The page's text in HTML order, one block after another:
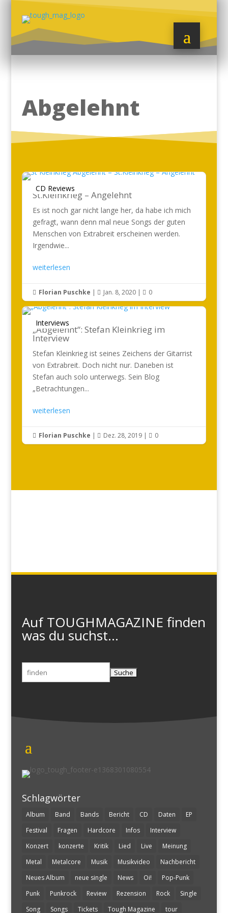
Abgelehnt
CD Reviews
St.Kleinkrieg – Angelehnt
Es ist noch gar nicht lange her, da habe ich mich
gefragt, wann denn mal neue Songs der guten
Menschen von Extrabreit erscheinen werden.
Irgendwie...
weiterlesen
 Florian Puschke |  Jan. 8, 2020|  0
Interviews
„Abgelehnt“: Stefan Kleinkrieg im
Interview
Stefan Kleinkrieg ist seines Zeichens der Gitarrist
von Extrabreit. Doch nicht nur. Daneben ist
Stefan auch solo unterwegs. Sein Blog
„Betrachtungen...
weiterlesen
 Florian Puschke |  Dez. 28, 2019|  0
Auf TOUGHMAGAZINE finden
was du suchst...
Suchen
nach:
Schlagwörter
Album Band Bands Bericht CD Daten
EP
Festival
Fragen Hardcore Infos
Interview
Konzert
konzerte Kritik Lied Live
Meinung
Metal
Metalcore Musik Musikvideo
Nachbericht
Neues Album
neue single News Oi!
Pop-Punk
Punk
Punkrock Review Rezension Rock
Single
Song
Songs Tickets Tough Magazine tour